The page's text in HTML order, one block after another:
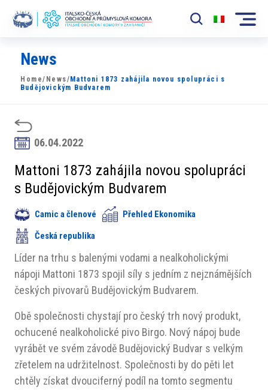
Komora
News
Rozvoj Trhu
Členové
Partneři
​​Projekty
Členská sekce
News
Home/ News/ Mattoni 1873 zahájila novou spolupráci s
Budějovickým Budvarem
06.04.2022
Mattoni 1873 zahájila novou spolupráci
s Budějovickým Budvarem
Camic a členové
Přehled Ekonomika
Česká republika
Líder na trhu s balenými vodami a nealkoholickými
nápoji Mattoni 1873 spojil síly s jedním z nejznámějších
českých pivovarů Budějovickým Budvarem.
Obě společnosti chystají pro český trh nový produkt,
ochucené nealkoholické pivo Birgo. Nový nápoj bude
vyrábět ve svém závodě Budějovický Budvar s velkým
zřetelem na udržitelnost. Společnosti by do pěti let
chtěly získat dvouciferný podíl na tomto segmentu